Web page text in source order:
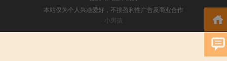
本站仅为个人兴趣爱好，不接盈利性广告及商业合作
小男孩